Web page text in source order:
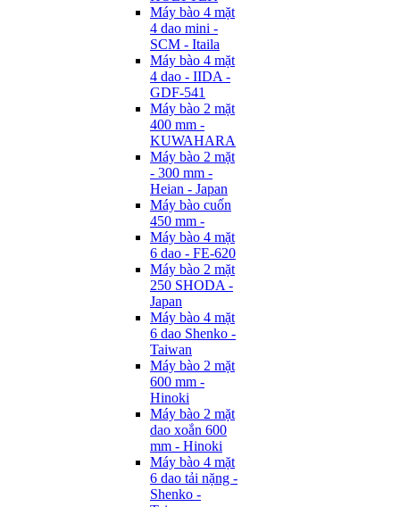
Máy bào 4 mặt
4 dao mini -
SCM - Itaila
Máy bào 4 mặt
4 dao - IIDA -
GDF-541
Máy bào 2 mặt
400 mm -
KUWAHARA
Máy bào 2 mặt
- 300 mm -
Heian - Japan
Máy bào cuốn
450 mm -
Máy bào 4 mặt
6 dao - FE-620
Máy bào 2 mặt
250 SHODA -
Japan
Máy bào 4 mặt
6 dao Shenko -
Taiwan
Máy bào 2 mặt
600 mm -
Hinoki
Máy bào 2 mặt
dao xoắn 600
mm - Hinoki
Máy bào 4 mặt
6 dao tải nặng -
Shenko -